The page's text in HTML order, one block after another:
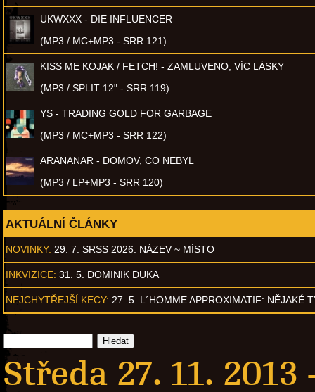
UKWXXX - DIE INFLUENCER
(MP3 / MC+MP3 - SRR 121)
KISS ME KOJAK / FETCH! - ZAMLUVENO, VÍC LÁSKY
(MP3 / SPLIT 12" - SRR 119)
YS - TRADING GOLD FOR GARBAGE
(MP3 / MC+MP3 - SRR 122)
ARANANAR - DOMOV, CO NEBYL
(MP3 / LP+MP3 - SRR 120)
AKTUÁLNÍ ČLÁNKY
NOVINKY: 29. 7. SRSS 2026: NÁZEV ~ MÍSTO
INKVIZICE: 31. 5. DOMINIK DUKA
NEJCHYTŘEJŠÍ KECY: 27. 5. L´HOMME APPROXIMATIF: NĚJAKÉ
Středa 27. 11. 2013